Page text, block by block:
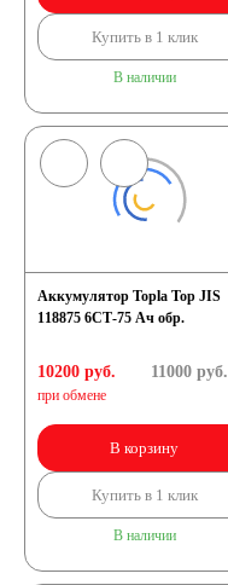
Купить в 1 клик
В наличии
Аккумулятор Topla Top JIS
118875 6СТ-75 Ач обр.
10200 руб.
при обмене
11000руб.
В корзину
Купить в 1 клик
В наличии